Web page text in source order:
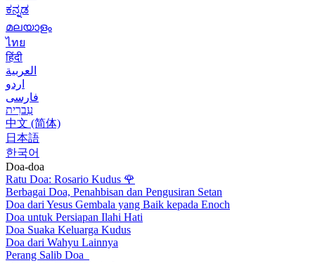
ಕನ್ನಡ
മലയാളം
ไทย
हिंदी
العربية
اردو
فارسی
עִברִית
中文 (简体)
日本語
한국어
Doa-doa
Ratu Doa: Rosario Kudus 🌹
Berbagai Doa, Penahbisan dan Pengusiran Setan
Doa dari Yesus Gembala yang Baik kepada Enoch
Doa untuk Persiapan Ilahi Hati
Doa Suaka Keluarga Kudus
Doa dari Wahyu Lainnya
Perang Salib Doa